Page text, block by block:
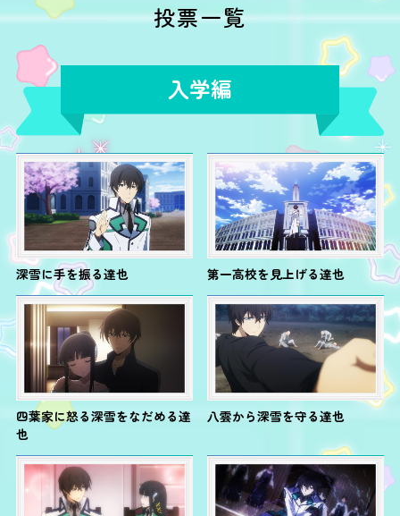
投票一覧
入学編
深雪に手を振る達也 第一高校を見上げる達也
四葉家に怒る深雪をなだめる達
也
八雲から深雪を守る達也